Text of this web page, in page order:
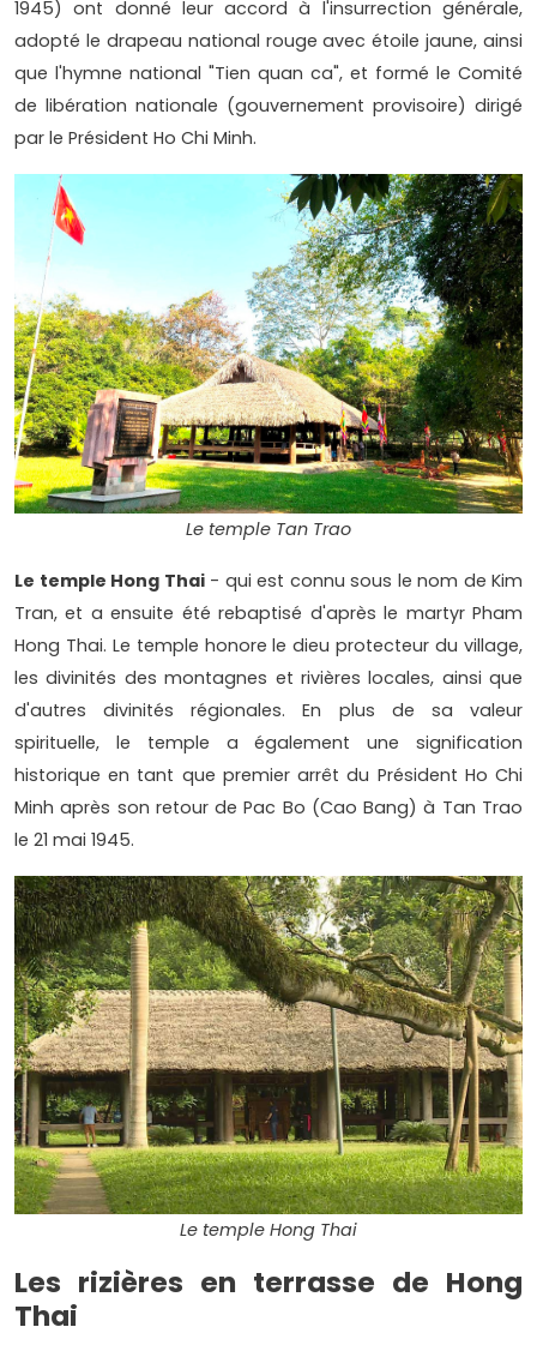
1945) ont donné leur accord à l'insurrection générale,
adopté le drapeau national rouge avec étoile jaune, ainsi
que l'hymne national "Tien quan ca", et formé le Comité
de libération nationale (gouvernement provisoire) dirigé
par le Président Ho Chi Minh.
Le temple Tan Trao
Le temple Hong Thai- qui est connu sous le nom de Kim
Tran, et a ensuite été rebaptisé d'après le martyr Pham
Hong Thai. Le temple honore le dieu protecteur du village,
les divinités des montagnes et rivières locales, ainsi que
d'autres divinités régionales. En plus de sa valeur
spirituelle, le temple a également une signification
historique en tant que premier arrêt du Président Ho Chi
Minh après son retour de Pac Bo (Cao Bang) à Tan Trao
le 21 mai 1945.
Le temple Hong Thai
Les rizières en terrasse de Hong
Thai